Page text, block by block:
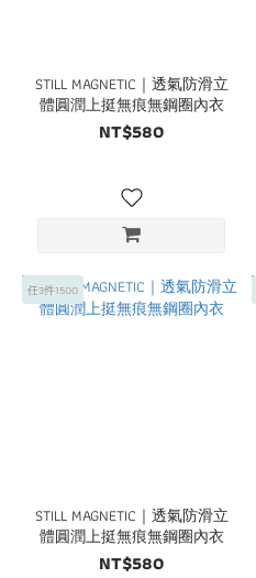
STILL MAGNETIC｜透氣防滑立
體圓潤上挺無痕無鋼圈內衣
NT$580
任3件1500
STILL MAGNETIC｜透氣防滑立
體圓潤上挺無痕無鋼圈內衣
NT$580